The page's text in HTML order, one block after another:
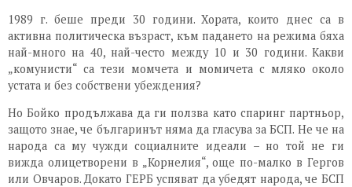
1989 г. беше преди 30 години. Хората, които днес са в
активна политическа възраст, към падането на режима бяха
най-много на 40, най-често между 10 и 30 години. Какви
„комунисти“ са тези момчета и момичета с мляко около
устата и без собствени убеждения?
Но Бойко продължава да ги ползва като спаринг партньор,
защото знае, че българинът няма да гласува за БСП. Не че на
народа са му чужди социалните идеали – но той не ги
вижда олицетворени в „Корнелия“, още по-малко в Гергов
или Овчаров. Докато ГЕРБ успяват да убедят народа, че БСП